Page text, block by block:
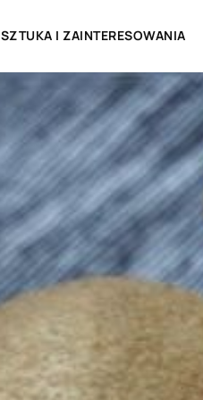
SZTUKA I ZAINTERESOWANIA